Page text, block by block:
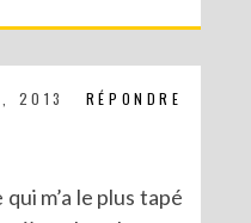
RÉPONDRE
2013
m’a le plus tapé